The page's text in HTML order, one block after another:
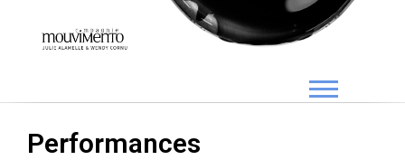
Performances